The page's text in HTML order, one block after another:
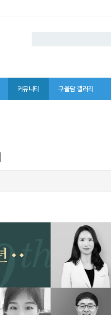
커뮤니티 구올담 갤러리